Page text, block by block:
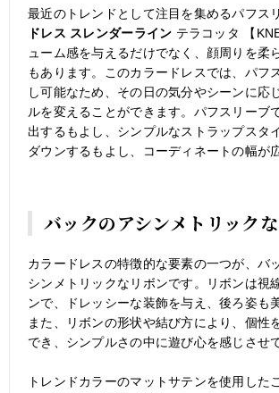
最近のトレンドとして注目を集めるパフス
ドレス スレンダーライン テラコッタ 【
ューム感を与えるだけでなく、顔周りを柔
もあります。このカラードレスでは、パフ
し可能なため、その日の気分やシーンに応
ルを変えることができます。パフスリーブ
出するもよし、シンプルなストラップスタ
ダウンするもよし、コーディネートの幅が
バックのアシンメトリック
カラードレスの特徴的な要素の一つが、バ
シンメトリックなリボンです。リボンは視
ンで、ドレッシーな装飾を与え、後ろ姿も
また、リボンの形状や結び方により、個性
でき、シンプルさの中に遊び心を感じさせ
トレンドカラーのマットサテンを使用した